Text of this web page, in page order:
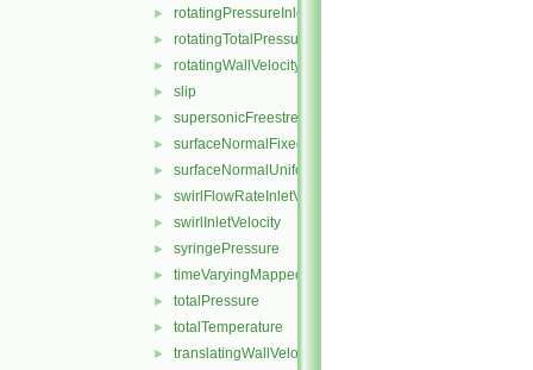
► rotatingPressureInletOutletVelocity
► rotatingTotalPressure
► rotatingWallVelocity
► slip
► supersonicFreestream
► surfaceNormalFixedValue
► surfaceNormalUniformFixedValue
► swirlFlowRateInletVelocity
► swirlInletVelocity
► syringePressure
► timeVaryingMappedFixedValue
► totalPressure
► totalTemperature
► translatingWallVelocity